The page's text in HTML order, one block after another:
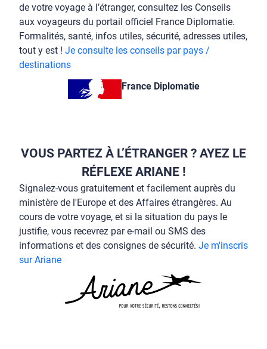
de votre voyage à l’étranger, consultez les Conseils
aux voyageurs du portail officiel France Diplomatie.
Formalités, santé, infos utiles, sécurité, adresses utiles,
tout y est ! Je consulte les conseils par pays /
destinations
France Diplomatie
VOUS PARTEZ À L’ÉTRANGER ? AYEZ LE
RÉFLEXE ARIANE !
Signalez-vous gratuitement et facilement auprès du
ministère de l'Europe et des Affaires étrangères. Au
cours de votre voyage, et si la situation du pays le
justifie, vous recevrez par e-mail ou SMS des
informations et des consignes de sécurité. Je m'inscris
sur Ariane